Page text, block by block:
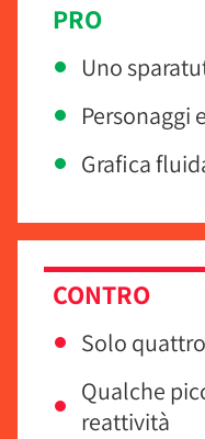
PRO
Uno
Personaggi
Grafica
CONTRO
Solo
Qualche
reattività